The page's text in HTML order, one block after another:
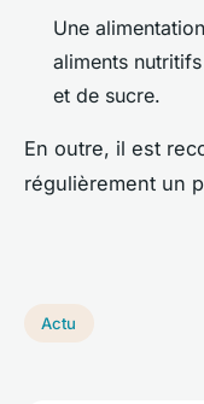
Une
aliments
et de sucre.
En outre, il est
régulièrement un
Actu